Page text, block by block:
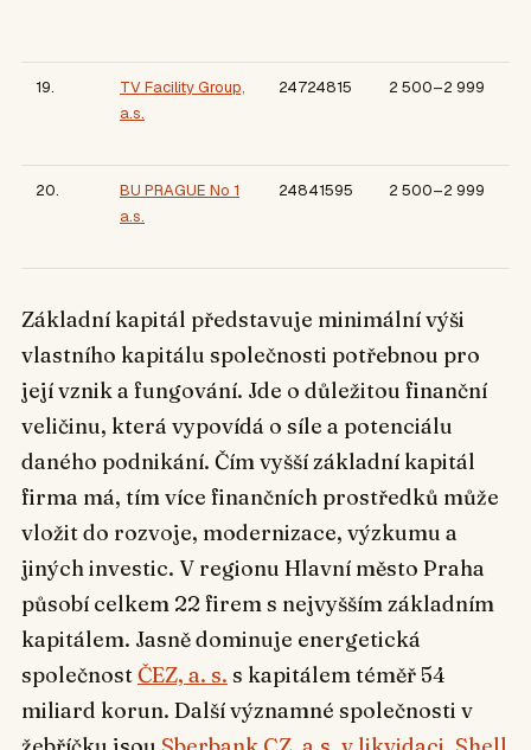
19.
TV Facility Group,
a.s.
24724815 2 500–2 999
20.
BU PRAGUE No 1
a.s.
24841595 2 500–2 999
Základní kapitál představuje minimální výši
vlastního kapitálu společnosti potřebnou pro
její vznik a fungování. Jde o důležitou finanční
veličinu, která vypovídá o síle a potenciálu
daného podnikání. Čím vyšší základní kapitál
firma má, tím více finančních prostředků může
vložit do rozvoje, modernizace, výzkumu a
jiných investic. V regionu Hlavní město Praha
působí celkem 22 firem s nejvyšším základním
kapitálem. Jasně dominuje energetická
společnostČEZ, a. s. s kapitálem téměř 54
miliard korun. Další významné společnosti v